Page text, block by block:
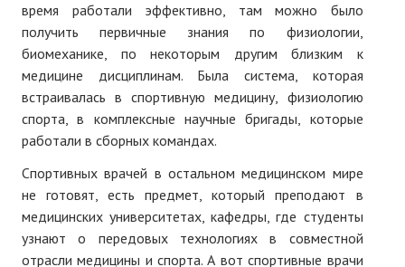
время работали эффективно, там можно было
получить первичные знания по физиологии,
биомеханике, по некоторым другим близким к
медицине дисциплинам. Была система, которая
встраивалась в спортивную медицину, физиологию
спорта, в комплексные научные бригады, которые
работали в сборных командах.
Спортивных врачей в остальном медицинском мире
не готовят, есть предмет, который преподают в
медицинских университетах, кафедры, где студенты
узнают о передовых технологиях в совместной
отрасли медицины и спорта. А вот спортивные врачи